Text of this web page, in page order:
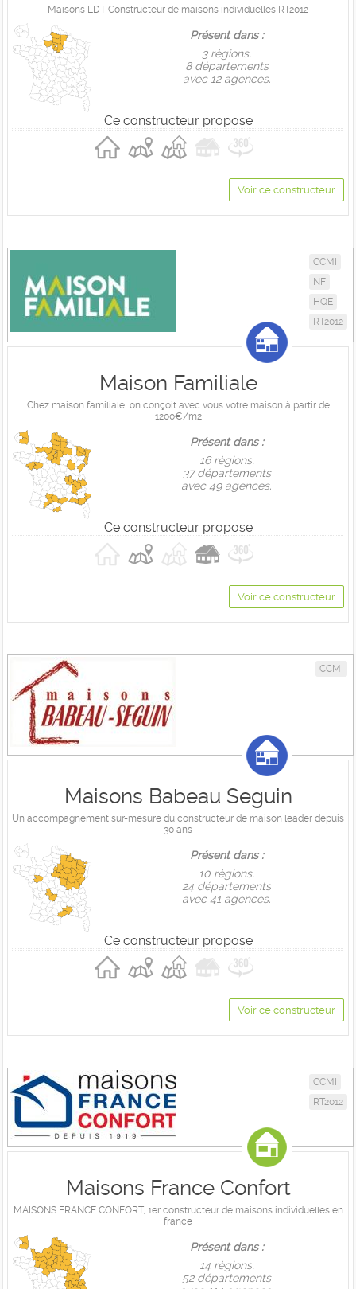
Maisons LDT Constructeur de maisons individuelles RT2012
Présent dans :
3 règions,
8 départements
avec 12 agences.
Ce constructeur propose
Voir ce constructeur
CCMI
NF
HQE
RT2012
Maison Familiale
Chez maison familiale, on conçoit avec vous votre maison à partir de
1200€/m2
Présent dans :
16 règions,
37 départements
avec 49 agences.
Ce constructeur propose
Voir ce constructeur
CCMI
Maisons Babeau Seguin
Un accompagnement sur-mesure du constructeur de maison leader depuis
30 ans
Présent dans :
10 règions,
24 départements
avec 41 agences.
Ce constructeur propose
Voir ce constructeur
CCMI
RT2012
Maisons France Confort
MAISONS FRANCE CONFORT, 1er constructeur de maisons individuelles en
france
Présent dans :
14 règions,
52 départements